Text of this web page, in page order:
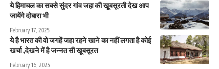
ये हिमाचल का सबसे सुंदर गांव जहा की खूबसूरती देख आप
जायेंगे दोबारा भी
February 17, 2025
ये है भारत की वो जगहें जहा रहने खाने का नहीं लगता है कोई
खर्चा ,देखने में है जन्नत सी खूबसूरत
February 16, 2025